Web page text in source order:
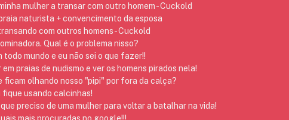
mulher a transar com outro homem - Cuckold
naturista + convencimento da esposa
com outros homens - Cuckold
Qual é o problema nisso?
todo mundo e eu não sei o que fazer!!
praias de nudismo e ver os homens pirados nela!
ficam olhando nosso "pipi" por fora da calça?
fique usando calcinhas!
preciso de uma mulher para voltar a batalhar na vida!
mais procuradas no google!!!